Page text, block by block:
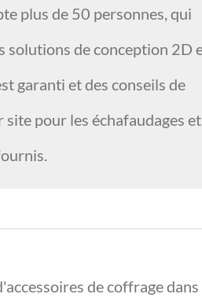
plus de 50 personnes, qui
solutions de conception 2D
garanti et des conseils de
pour les échafaudages
de coffrage